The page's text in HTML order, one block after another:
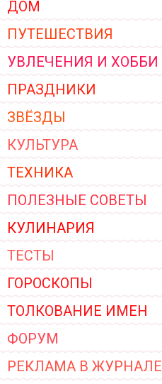
ДОМ
ПУТЕШЕСТВИЯ
УВЛЕЧЕНИЯ И ХОББИ
ПРАЗДНИКИ
ЗВЁЗДЫ
КУЛЬТУРА
ТЕХНИКА
ПОЛЕЗНЫЕ СОВЕТЫ
КУЛИНАРИЯ
ТЕСТЫ
ГОРОСКОПЫ
ТОЛКОВАНИЕ ИМЕН
ФОРУМ
РЕКЛАМА В ЖУРНАЛЕ